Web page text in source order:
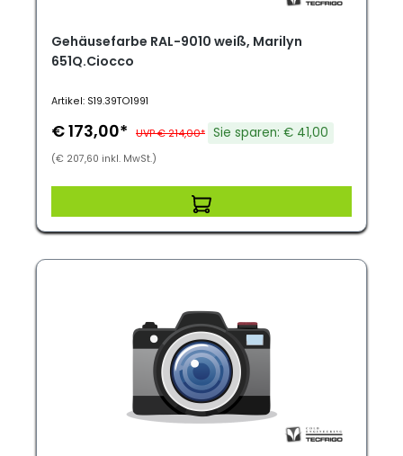
Gehäusefarbe RAL-9010 weiß, Marilyn
651Q.Ciocco
Artikel: S19.39TO1991
€ 173,00* UVP € 214,00* Sie sparen: € 41,00
(€ 207,60 inkl. MwSt.)